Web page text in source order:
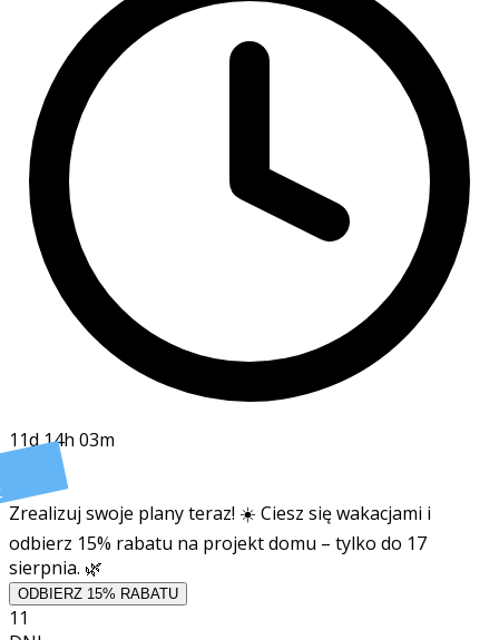
11d 14h 03m
Zrealizuj swoje plany teraz! ☀️ Ciesz się wakacjami i
odbierz 15% rabatu na projekt domu – tylko do 17
sierpnia. 🌿
ODBIERZ 15% RABATU
11